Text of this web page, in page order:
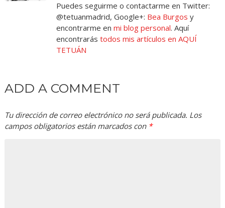
Puedes seguirme o contactarme en Twitter:
@tetuanmadrid, Google+: Bea Burgos y
encontrarme en mi blog personal. Aquí
encontrarás todos mis artículos en AQUÍ
TETUÁN
ADD A COMMENT
Tu dirección de correo electrónico no será publicada. Los
campos obligatorios están marcados con *